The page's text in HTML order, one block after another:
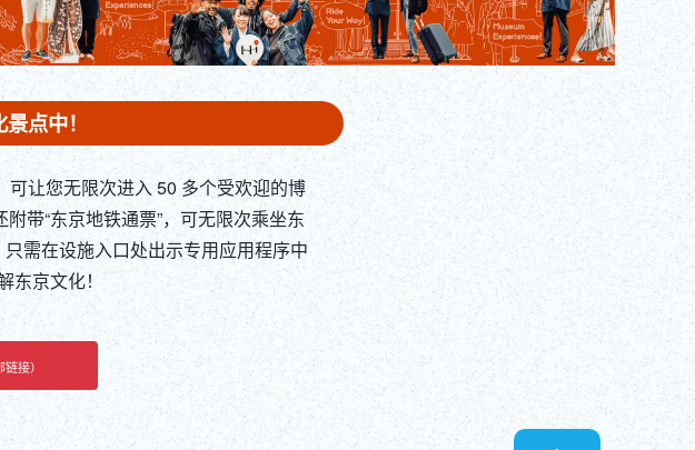
ITALIANO
ESPAÑOL
FRANÇAIS
点中！
可让您无限次进入 50 多个受欢迎的博
带“东京地铁通票”，可无限次乘坐东
需在设施入口处出示专用应用程序中
东京文化！
链接）